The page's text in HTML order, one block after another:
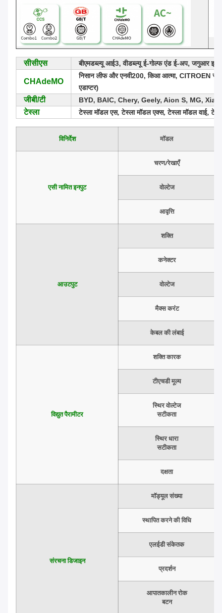
सीसीएस बीएमडब्ल्यू आई3, वीडब्ल्यू ई-गोल्फ एंड ई-अप, जगुआर
CHAdeMO
निसान लीफ और एनवी200, किआ आत्मा, CITROEN सी-
एडाप्टर)
जीबी/टी BYD, BAIC, Chery, Geely, Aion S, MG,
टेस्ला टेस्ला मॉडल एस, टेस्ला मॉडल एक्स, टेस्ला मॉडल वाई,
विनिर्देश मॉडल
एसी नामित इनपुट
चरण/रेखाएँ
वोल्टेज
आवृत्ति
आउटपुट
शक्ति
कनेक्टर
वोल्टेज
मैक्स करंट
केबल की लंबाई
विद्युत पैरामीटर
शक्ति कारक
टीएचडी मूल्य
स्थिर वोल्टेज
सटीकता
स्थिर धारा
सटीकता
दक्षता
संरचना डिजाइन
मॉड्यूल संख्या
स्थापित करने की विधि
एलईडी संकेतक
प्रदर्शन
आपातकालीन रोक
बटन